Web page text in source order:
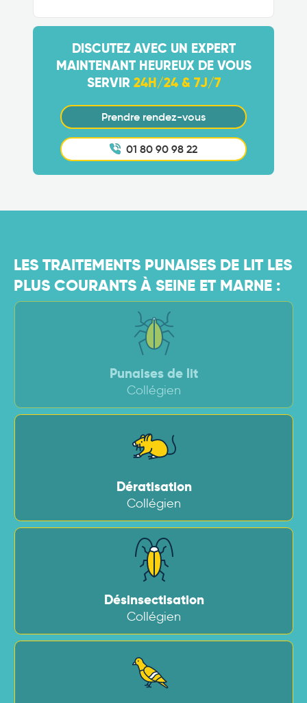
DISCUTEZ AVEC UN EXPERT
MAINTENANT HEUREUX DE VOUS
SERVIR 24H/24 & 7J/7
Prendre rendez-vous
01 80 90 98 22
LES TRAITEMENTS PUNAISES DE LIT LES
PLUS COURANTS À SEINE ET MARNE :
Punaises de lit
Collégien
Dératisation
Collégien
Désinsectisation
Collégien